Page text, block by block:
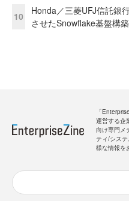
10
Honda／三菱UFJ信託銀
させたSnowflake基盤構築
「
運営する企
向け専門メ
ティ/シス
様な情報を